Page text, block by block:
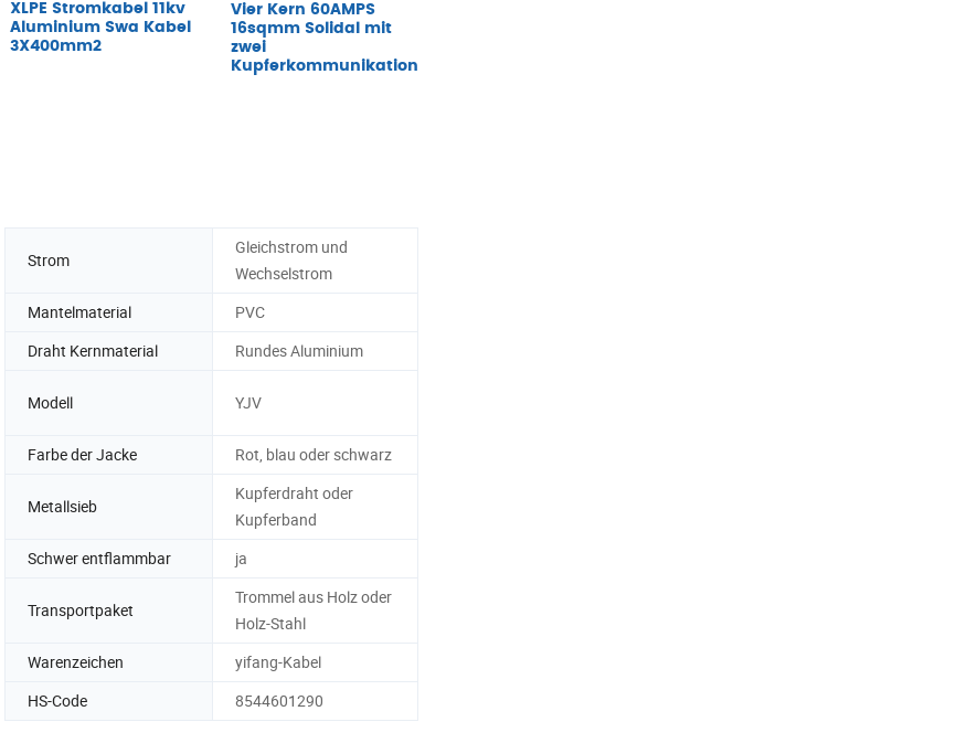
XLPE Stromkabel 11kv
Aluminium Swa Kabel
3X400mm2
Vier Kern 60AMPS
16sqmm Solidal mit
zwei
Kupferkommunikationskabeln
Strom
Gleichstrom und
Wechselstrom
Mantelmaterial
PVC
Draht Kernmaterial Rundes Aluminium
Modell YJV
Farbe der Jacke Rot, blau oder schwarz
Metallsieb
Kupferdraht oder
Kupferband
Schwer entflammbar ja
Transportpaket
Trommel aus Holz oder
Holz-Stahl
Warenzeichen
yifang-Kabel
HS-Code
8544601290